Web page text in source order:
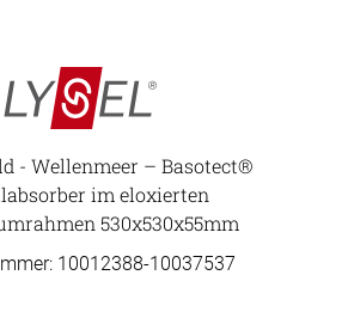
- Wellenmeer – Basotect®
im eloxierten
530x530x55mm
10012388-10037537